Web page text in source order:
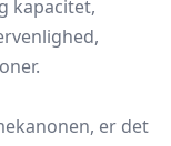
kapacitet,
er det